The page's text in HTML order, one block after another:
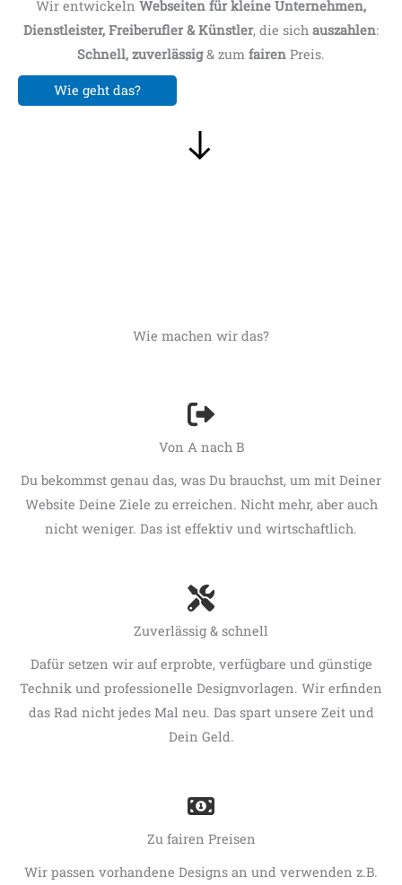
Wir entwickeln Webseiten für kleine Unternehmen,
Dienstleister, Freiberufler & Künstler, die sich auszahlen:
Schnell, zuverlässig& zum fairen Preis.
Wie geht das?
Wie machen wir das?
Von A nach B
Du bekommst genau das, was Du brauchst, um mit Deiner
Website Deine Ziele zu erreichen. Nicht mehr, aber auch
nicht weniger. Das ist effektiv und wirtschaftlich.
Zuverlässig & schnell
Dafür setzen wir auf erprobte, verfügbare und günstige
Technik und professionelle Designvorlagen. Wir erfinden
das Rad nicht jedes Mal neu. Das spart unsere Zeit und
Dein Geld.
Zu fairen Preisen
Wir passen vorhandene Designs an und verwenden z.B.